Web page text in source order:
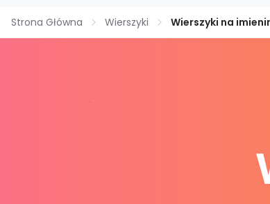
Strona Główna Wierszyki Wierszyki na